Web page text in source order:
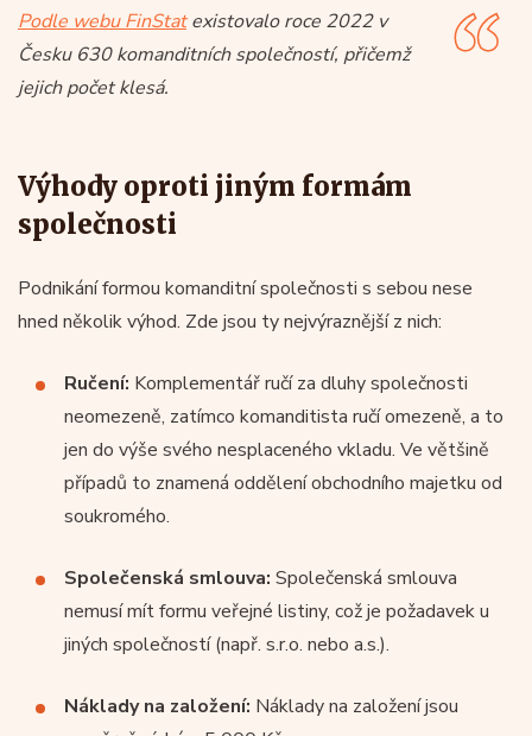
Podle webu FinStatexistovalo roce 2022 v
Česku 630 komanditních společností, přičemž
jejich počet klesá.
Výhody oproti jiným formám
společnosti
Podnikání formou komanditní společnosti s sebou nese
hned několik výhod. Zde jsou ty nejvýraznější z nich:
Ručení: Komplementář ručí za dluhy společnosti
neomezeně, zatímco komanditista ručí omezeně, a to
jen do výše svého nesplaceného vkladu. Ve většině
případů to znamená oddělení obchodního majetku od
soukromého.
Společenská smlouva: Společenská smlouva
nemusí mít formu veřejné listiny, což je požadavek u
jiných společností (např. s.r.o. nebo a.s.).
Náklady na založení: Náklady na založení jsou